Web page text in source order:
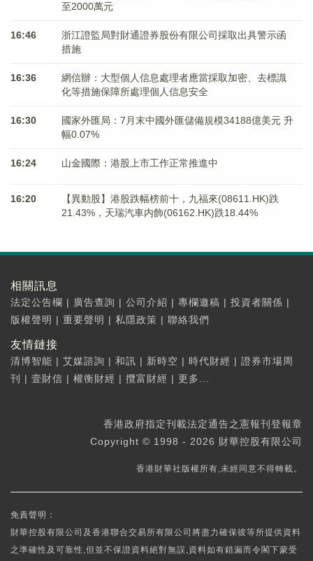
至2000萬元
16:46
浙江證監局對財通證券股份有限公司採取出具警示函
措施
16:36
網信辦：大型個人信息處理者應當採取加密、去標識
化等措施保障所處理個人信息安全
16:30
國家外匯局：7月末中國外匯儲備規模34188億美元 升
幅0.07%
16:24 山金國際：港股上市工作正常推進中
16:20
【異動股】港股跌幅榜前十，九福來(08611.HK)跌
21.43%，天瑞汽車内飾(06162.HK)跌18.44%
相關訊息
法定公告欄 | 廣告查詢 | 公司介紹 | 專欄邀稿 | 投資者關係 |
版權聲明 | 重要聲明 | 私隱政策 | 聯絡我們
友情鏈接
清博智能 | 艾媒諮詢 | 和訊 | 新時空 | 時代財經 | 證券市場周
刊
| 壹財信 | 權衡財經 | 攬富財經 | 更多...
香港政府指定刊載法定通告之憲報刊登報章
Copyright © 1998 - 2026 財華控股有限公司
香港財華社版權所有,未經同意不得轉載。
免責聲明：
財華控股有限公司及香港聯合交易所有限公司將盡力確保彼等所提供資料
之準確性及可靠性,但並不保證資料絕對無誤,資料如有錯漏而令閣下蒙受